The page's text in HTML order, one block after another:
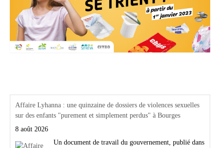
Affaire Lyhanna : une quinzaine de dossiers de violences sexuelles
sur des enfants "purement et simplement perdus" à Bourges
8 août 2026
Un document de travail du gouvernement, publié dans